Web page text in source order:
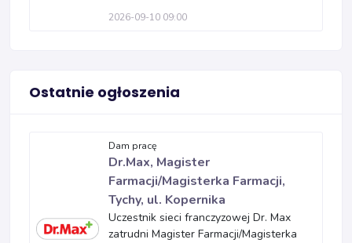
2026-09-10 09:00
Ostatnie ogłoszenia
Dam pracę
Dr.Max, Magister
Farmacji/Magisterka Farmacji,
Tychy, ul. Kopernika
Uczestnik sieci franczyzowej Dr. Max
zatrudni Magister Farmacji/Magisterka